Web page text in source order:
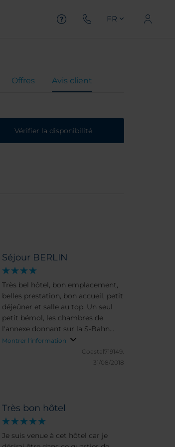
FR
Offres Avis client
Vérifier la disponibilité
Très bon hôtel
Je suis venue à cet hôtel car je
Séjour BERLIN
Très bel hôtel, bon emplacement,
belles prestation, bon accueil, petit
déjeûner et salle au top. Un seul
petit bémol, les chambres de
l'annexe donnant sur la S-Bahn
juste derrière sont un peu
Montrer l'information
Coastal719149.
31/08/2018